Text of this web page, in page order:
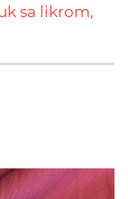
sa likrom,